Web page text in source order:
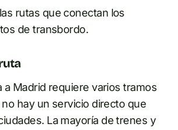
rutas que conectan los
de transbordo.
a Madrid requiere varios tramos
hay un servicio directo que
La mayoría de trenes y